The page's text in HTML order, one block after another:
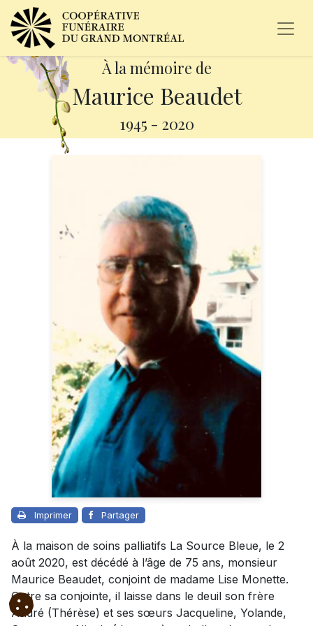
À la mémoire de
Maurice Beaudet
1945 - 2020
Imprimer Partager
À la maison de soins palliatifs La Source Bleue, le 2
août 2020, est décédé à l’âge de 75 ans, monsieur
Maurice Beaudet, conjoint de madame Lise Monette.
Outre sa conjointe, il laisse dans le deuil son frère
André (Thérèse) et ses sœurs Jacqueline, Yolande,